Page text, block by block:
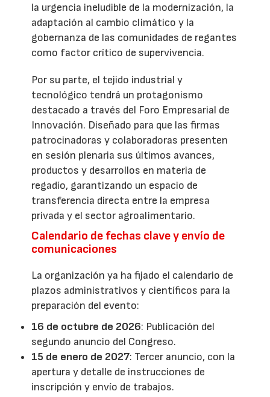
la urgencia ineludible de la modernización, la
adaptación al cambio climático y la
gobernanza de las comunidades de regantes
como factor crítico de supervivencia.
Por su parte, el tejido industrial y
tecnológico tendrá un protagonismo
destacado a través del Foro Empresarial de
Innovación. Diseñado para que las firmas
patrocinadoras y colaboradoras presenten
en sesión plenaria sus últimos avances,
productos y desarrollos en materia de
regadío, garantizando un espacio de
transferencia directa entre la empresa
privada y el sector agroalimentario.
Calendario de fechas clave y envío de
comunicaciones
La organización ya ha fijado el calendario de
plazos administrativos y científicos para la
preparación del evento:
16 de octubre de 2026: Publicación del
segundo anuncio del Congreso.
15 de enero de 2027: Tercer anuncio, con la
apertura y detalle de instrucciones de
inscripción y envío de trabajos.